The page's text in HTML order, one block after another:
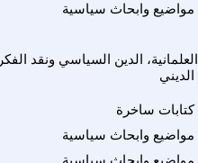
مواضيع وابحاث سياسية
العلمانية، الدين السياسي ونقد الفكر
الديني
كتابات ساخرة
مواضيع وابحاث سياسية
مواضيع وابحاث سياسية